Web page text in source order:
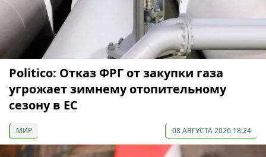
Politico: Отказ ФРГ от закупки газа
угрожает зимнему отопительному
сезону в ЕС
МИР 08 АВГУСТА 2026 18:24